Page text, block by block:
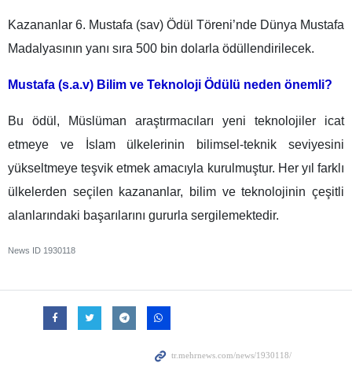
Kazananlar 6. Mustafa (sav) Ödül Töreni’nde Dünya Mustafa
Madalyasının yanı sıra 500 bin dolarla ödüllendirilecek.
Mustafa (s.a.v) Bilim ve Teknoloji Ödülü neden önemli?
Bu ödül, Müslüman araştırmacıları yeni teknolojiler icat
etmeye ve İslam ülkelerinin bilimsel-teknik seviyesini
yükseltmeye teşvik etmek amacıyla kurulmuştur. Her yıl farklı
ülkelerden seçilen kazananlar, bilim ve teknolojinin çeşitli
alanlarındaki başarılarını gururla sergilemektedir.
News ID 1930118